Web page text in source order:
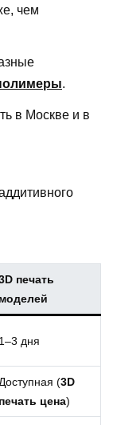
чем
.
в Москве и в
печать
моделей
1–3 дня
(3D
печать цена)